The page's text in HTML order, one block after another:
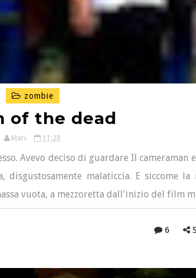
zombie
of the dead
Mari. 11:28
Avevo deciso di guardare Il cameraman
disgustosamente malaticcia. E siccome la
vuota, a mezzoretta dall'inizio del film
6